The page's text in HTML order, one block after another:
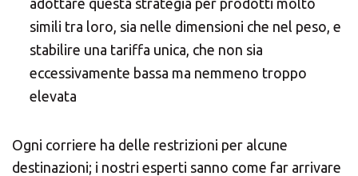
simili tra loro, sia nelle dimensioni che nel peso, e
stabilire una tariffa unica, che non sia
eccessivamente bassa ma nemmeno troppo
elevata
Ogni corriere ha delle restrizioni per alcune
destinazioni; i nostri esperti sanno come far arrivare